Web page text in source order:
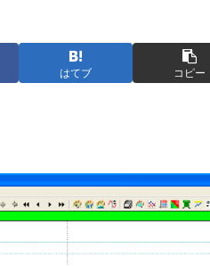
はてブ コピー